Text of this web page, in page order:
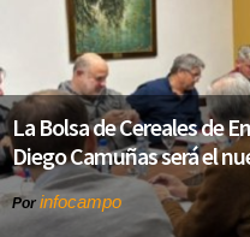
La Bolsa de Cereales de
Diego Camuñas será el
Por infocampo